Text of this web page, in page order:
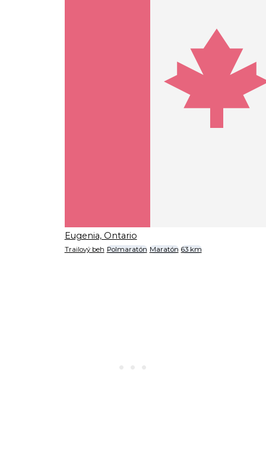
Eugenia, Ontario
Trailový beh Polmaratón Maratón 63 km